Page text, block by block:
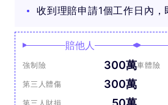
收到理賠申請1個工作日內，
賠他人
強制險 300萬
第三人體傷 300萬
第三人財損
車體險